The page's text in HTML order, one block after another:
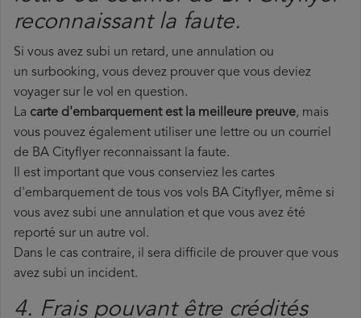
reconnaissant la faute.
Si vous avez subi un retard, une annulation ou
un surbooking, vous devez prouver que vous deviez
voyager sur le vol en question.
La carte d'embarquement est la meilleure preuve, mais
vous pouvez également utiliser une lettre ou un courriel
de BA Cityflyer reconnaissant la faute.
Il est important que vous conserviez les cartes
d'embarquement de tous vos vols BA Cityflyer, même si
vous avez subi une annulation et que vous avez été
reporté sur un autre vol.
Dans le cas contraire, il sera difficile de prouver que vous
avez subi un incident.
4. Frais pouvant être crédités